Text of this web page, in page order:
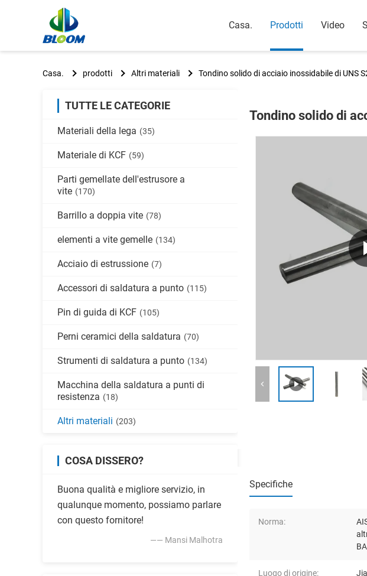
Casa. Prodotti Video
Casa. prodotti Altri materiali Tondino solido di acciaio inossidabile di UNS
TUTTE LE CATEGORIE
Materiali della lega (35)
Materiale di KCF (59)
Parti gemellate dell'estrusore a
vite (170)
Barrillo a doppia vite (78)
elementi a vite gemelle (134)
Acciaio di estrussione (7)
Accessori di saldatura a punto (115)
Pin di guida di KCF (105)
Perni ceramici della saldatura (70)
Strumenti di saldatura a punto (134)
Macchina della saldatura a punti di
resistenza (18)
Altri materiali (203)
COSA DISSERO?
Buona qualità e migliore servizio, in
qualunque momento, possiamo parlare
con questo fornitore!
—— Mansi Malhotra
Tondino solido di
Specifiche
Norma:
Luogo di origine: